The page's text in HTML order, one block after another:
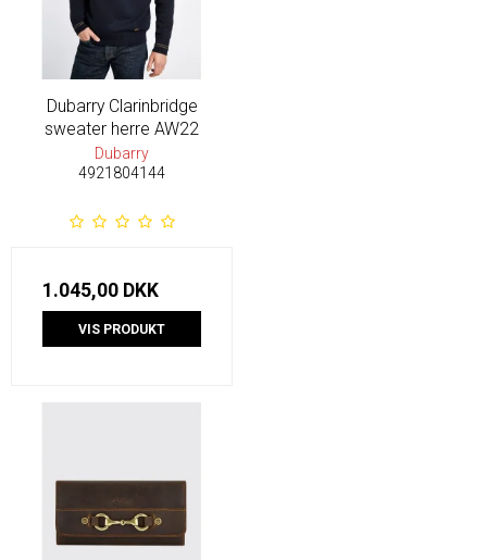
Dubarry Clarinbridge
sweater herre AW22
Dubarry
4921804144
1.045,00 DKK
VIS PRODUKT